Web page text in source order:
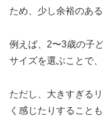
ため、少し余裕のあ
例えば、2〜3歳の子
サイズを選ぶことで
ただし、大きすぎる
く感じたりすること